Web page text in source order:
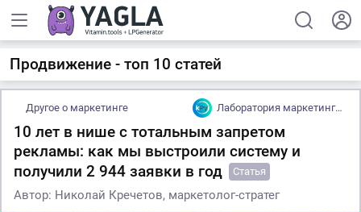
Продвижение - топ 10 статей
Другое о маркетинге Лаборатория маркетинга Krechetov Lab
10 лет в нише с тотальным запретом
рекламы: как мы выстроили систему и
получили 2 944 заявки в год
Статья
Автор: Николай Кречетов, маркетолог-стратег